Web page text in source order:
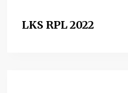
LKS RPL 2022